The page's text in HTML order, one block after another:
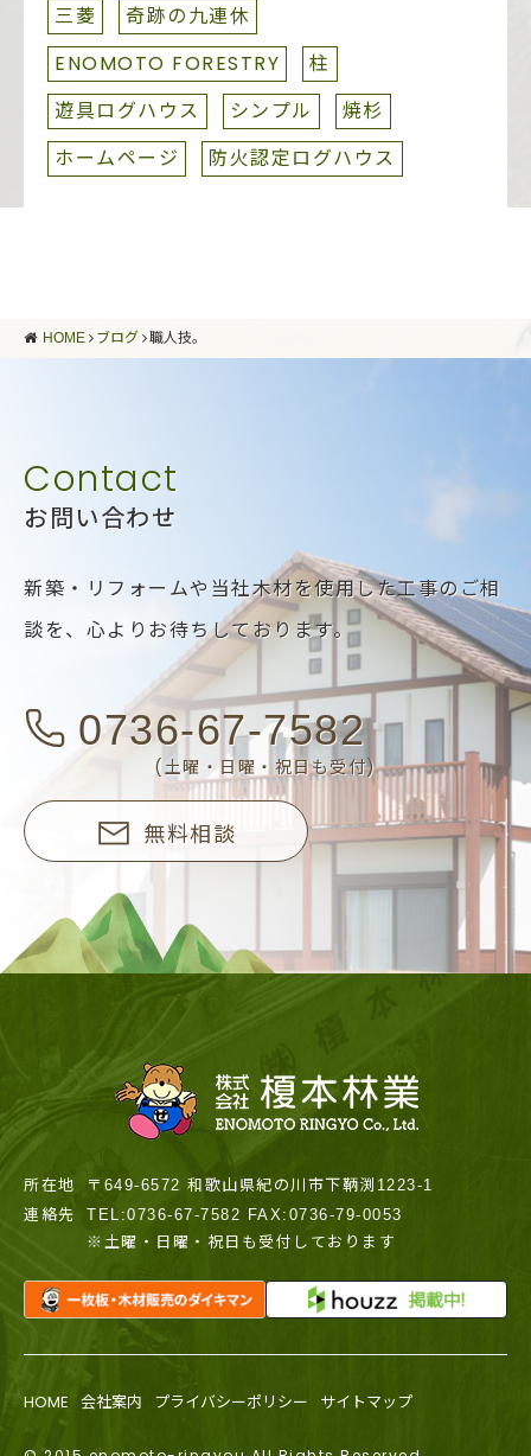
三菱
奇跡の九連休
ENOMOTO FORESTRY
柱
遊具ログハウス
シンプル
焼杉
ホームページ
防火認定ログハウス
HOME ブログ 職人技。
お問い合わせ
新築・リフォームや当社木材を使用した工事のご相
談を、 心よりお待ちしております。
0736-67-7582
(土曜・日曜・祝日も受付)
無料相談
所在地
〒649-6572 和歌山県紀の川市下鞆渕1223-1
連絡先
TEL:0736-67-7582 FAX:0736-79-0053
※土曜・日曜・祝日も受付しております
HOME 会社案内 プライバシーポリシー サイトマップ